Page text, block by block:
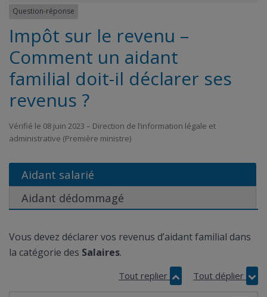
Question-réponse
Impôt sur le revenu –
Comment un aidant
familial doit-il déclarer ses
revenus ?
Vérifié le 08 juin 2023 – Direction de l’information légale et
administrative (Première ministre)
Aidant salarié
Aidant dédommagé
Vous devez déclarer vos revenus d’aidant familial dans
la catégorie des Salaires.
Tout replier Tout déplier